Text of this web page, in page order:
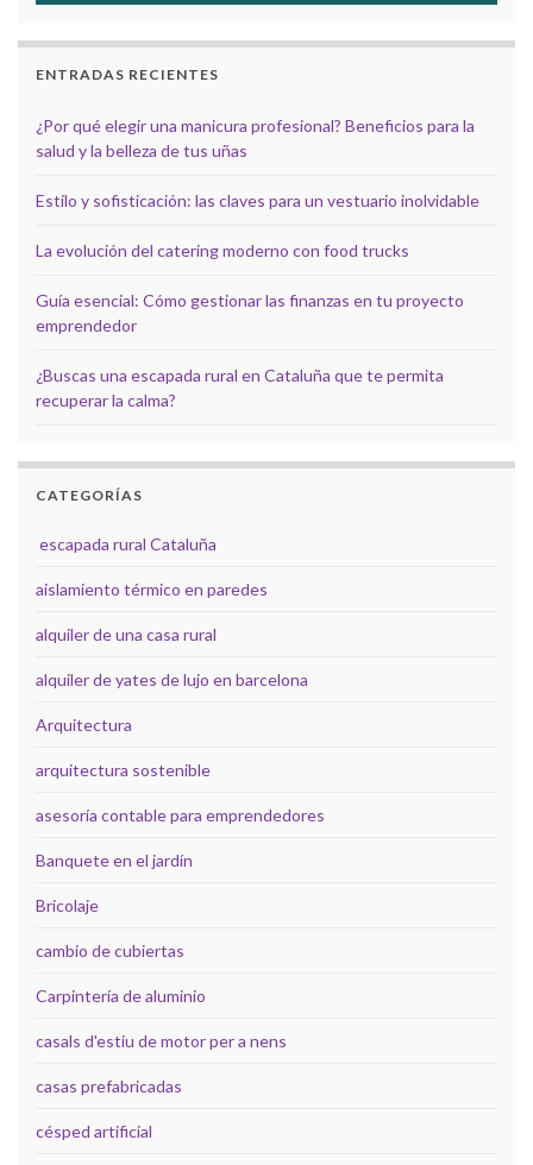
ENTRADAS RECIENTES
¿Por qué elegir una manicura profesional? Beneficios para la
salud y la belleza de tus uñas
Estilo y sofisticación: las claves para un vestuario inolvidable
La evolución del catering moderno con food trucks
Guía esencial: Cómo gestionar las finanzas en tu proyecto
emprendedor
¿Buscas una escapada rural en Cataluña que te permita
recuperar la calma?
CATEGORÍAS
escapada rural Cataluña
aislamiento térmico en paredes
alquiler de una casa rural
alquiler de yates de lujo en barcelona
Arquitectura
arquitectura sostenible
asesoría contable para emprendedores
Banquete en el jardín
Bricolaje
cambio de cubiertas
Carpintería de aluminio
casals d'estiu de motor per a nens
casas prefabricadas
césped artificial